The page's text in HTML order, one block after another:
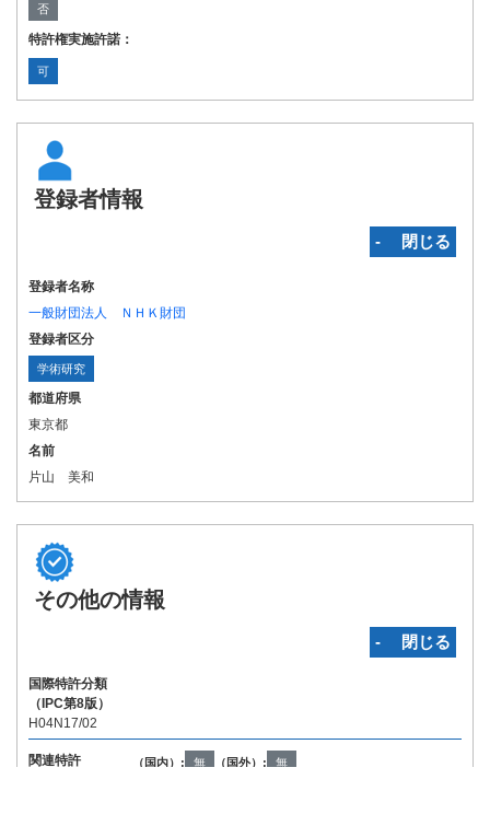
否
特許権実施許諾：
可
登録者情報
‐ 閉じる
登録者名称
一般財団法人 ＮＨＫ財団
登録者区分
学術研究
都道府県
東京都
名前
片山 美和
その他の情報
‐ 閉じる
国際特許分類
（IPC第8版）
H04N17/02
関連特許 （国内）: 無 （国外）: 無